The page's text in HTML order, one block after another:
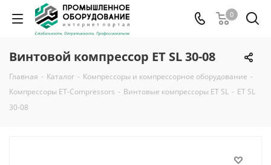
0
Винтовой компрессор ET SL 30-08
Главная - Каталог - Компрессоры и компрессорное оборудование -
Компрессоры ET-Compressors - Винтовые компрессоры ET SL - ET SL
30-08